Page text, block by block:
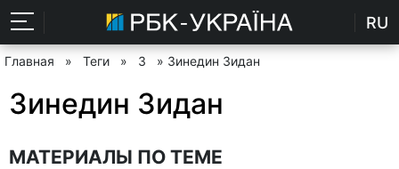
RU
Главная » Теги » З » Зинедин Зидан
Зинедин Зидан
МАТЕРИАЛЫ ПО ТЕМЕ